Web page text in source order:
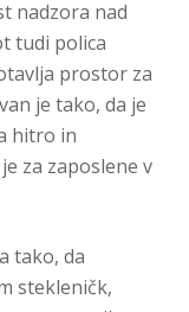
nadzora nad
tudi polica
prostor za
je tako, da je
hitro in
za zaposlene v
tako, da
stekleničk,